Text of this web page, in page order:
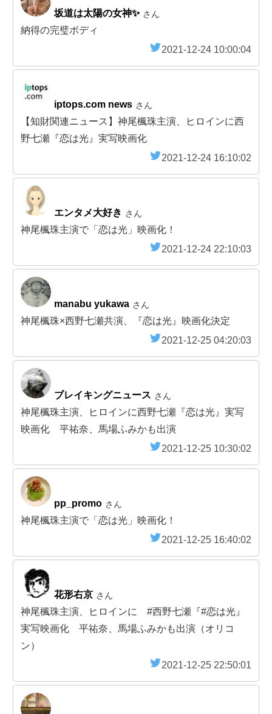
坂道は太陽の女神✨ さん
納得の完璧ボディ
2021-12-24 10:00:04
iptops.com news さん
【知財関連ニュース】神尾楓珠主演、ヒロインに西
野七瀬『恋は光』実写映画化
2021-12-24 16:10:02
エンタメ大好き さん
神尾楓珠主演で「恋は光」映画化！
2021-12-24 22:10:03
manabu yukawa さん
神尾楓珠×西野七瀬共演、『恋は光』映画化決定
2021-12-25 04:20:03
ブレイキングニュース さん
神尾楓珠主演、ヒロインに西野七瀬『恋は光』実写
映画化 平祐奈、馬場ふみかも出演
2021-12-25 10:30:02
pp_promo さん
神尾楓珠主演で「恋は光」映画化！
2021-12-25 16:40:02
花形右京 さん
神尾楓珠主演、ヒロインに #西野七瀬『#恋は光』
実写映画化 平祐奈、馬場ふみかも出演（オリコ
ン）
2021-12-25 22:50:01